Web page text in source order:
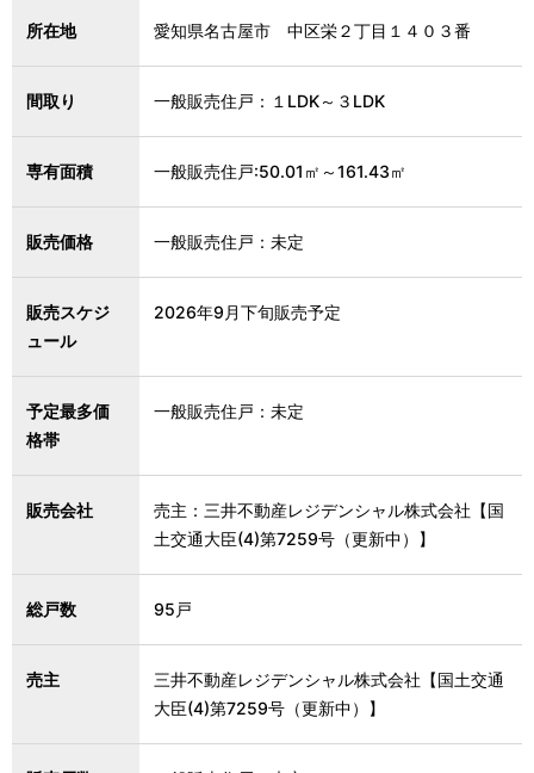
所在地 愛知県名古屋市 中区栄２丁目１４０３番
間取り 一般販売住戸：１LDK～３LDK
専有面積 一般販売住戸:50.01㎡～161.43㎡
販売価格 一般販売住戸：未定
販売スケジ
ュール
2026年9月下旬販売予定
予定最多価
格帯
一般販売住戸：未定
販売会社
売主：三井不動産レジデンシャル株式会社【国
土交通大臣(4)第7259号（更新中）】
総戸数 95戸
売主
三井不動産レジデンシャル株式会社【国土交通
大臣(4)第7259号（更新中）】